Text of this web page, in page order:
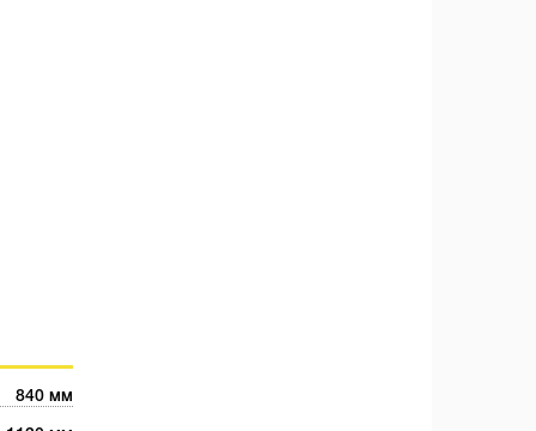
840 мм